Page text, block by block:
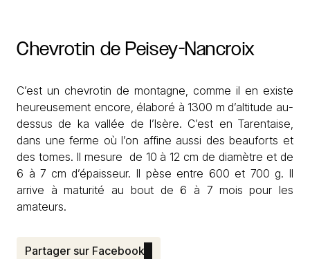
Chevrotin de Peisey-Nancroix
C’est un chevrotin de montagne, comme il en existe
heureusement encore, élaboré à 1300 m d’altitude au-
dessus de ka vallée de l’Isère. C’est en Tarentaise,
dans une ferme où l’on affine aussi des beauforts et
des tomes. Il mesure de 10 à 12 cm de diamètre et de
6 à 7 cm d’épaisseur. Il pèse entre 600 et 700 g. Il
arrive à maturité au bout de 6 à 7 mois pour les
amateurs.
Partager sur Facebook